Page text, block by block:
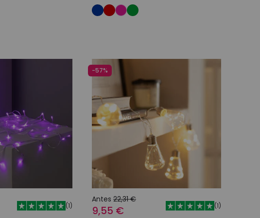
Adicionar ao carrinho
(1)
-57%
Antes 22,31 €
9,55 € (1)